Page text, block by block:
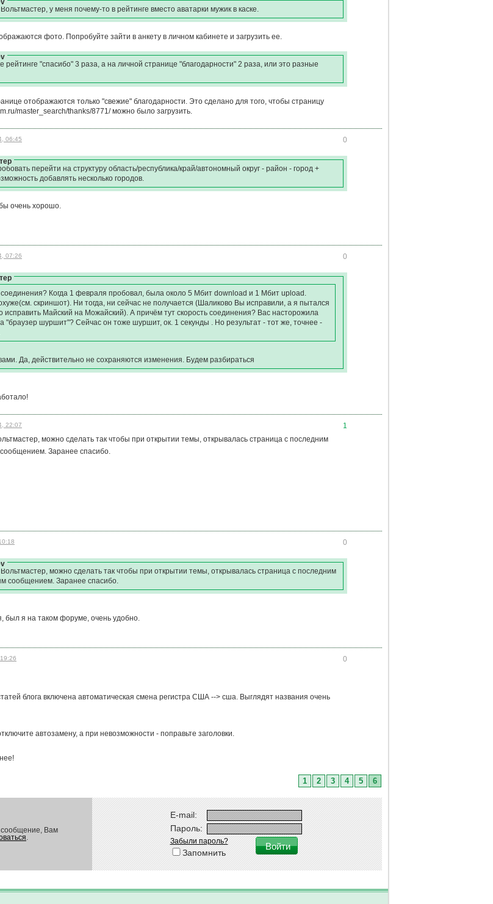
у меня почему-то в рейтинге вместо аватарки мужик в каске.
фото. Попробуйте зайти в анкету в личном кабинете и загрузить ее.
рейтинге "спасибо" 3 раза, а на личной странице "благодарности" 2 раза, или это разные
отображаются только "свежие" благодарности. Это сделано для того, чтобы страницу
master_search/thanks/8771/ можно было загрузить.
0
06:45
перейти на структуру область/республика/край/автономный округ - район - город +
добавлять несколько городов.
очень хорошо.
0
07:26
соединения? Когда 1 февраля пробовал, была около 5 Мбит download и 1 Мбит upload.
скриншот). Ни тогда, ни сейчас не получается (Шаликово Вы исправили, а я пытался
исправить Майский на Можайский). А причём тут скорость соединения? Вас насторожила
"браузер шуршит"? Сейчас он тоже шуршит, ок. 1 секунды . Но результат - тот же, точнее -
Да, действительно не сохраняются изменения. Будем разбираться
1
22:07
можно сделать так чтобы при открытии темы, открывалась страница с последним
Заранее спасибо.
0
можно сделать так чтобы при открытии темы, открывалась страница с последним
сообщением. Заранее спасибо.
был я на таком форуме, очень удобно.
0
блога включена автоматическая смена регистра США --> сша. Выглядят названия очень
автозамену, а при невозможности - поправьте заголовки.
1 2 3 4 5 6
сообщение, Вам
.
E-mail:
Пароль:
Забыли пароль?
Запомнить